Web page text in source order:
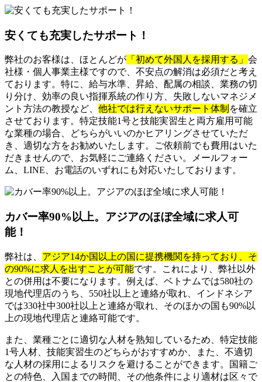
安くても充実したサポート！
弊社のお客様は、ほとんどが 「初めて外国人を採用する」 会
社様・個人事業主様ですので、不安点の解消は必須だと考え
ております。特に、給与水準、昇給、配属の相談、業務の切
り分け、効率の良い指揮系統の作り方、失敗しないマネジメ
ント方法の教授など、 他社では行えないサポート体制 を確立
させております。特定技能1号と技能実習生と両方雇用可能
な業種の場合、どちらがいいのかヒアリングさせていただ
き、適切な方をお勧めいたします。ご依頼前でも費用はいた
だきませんので、お気軽にご連絡ください。メールフォー
ム、LINE、お電話のいずれにも対応いたしております。
カバー率90%以上。アジアのほぼ全域に求人可
能！
弊社は、 アジア14か国以上の国に提携機関を持っており、そ
の90%に求人を出すことが可能です。これにより、弊社以外
との併用は不要になります。例えば、ベトナムでは580社の
現地代理店のうち、550社以上と連絡が取れ、インドネシア
では330社中300社以上と連絡が取れ、そのほかの国も90%以
上の現地代理店と連絡可能です。
また、業種ごとに適切な人材を熟知しているため、特定技能
1号人材、技能実習生のどちらがおすすめか、また、不適切
な人材の採用によるリスクを避けることができます。国籍ご
との特色、入国までの時間、その他条件により適材は区々で